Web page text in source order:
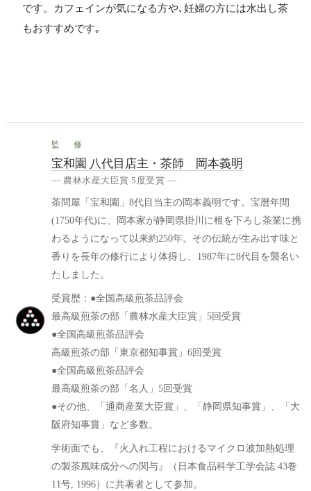
です。カフェインが気になる方や､妊婦の方には水出し茶
もおすすめです｡
監 修
宝和園 八代目店主・茶師 岡本義明
― 農林水産大臣賞 5度受賞 ―
茶問屋「宝和園」8代目当主の岡本義明です。宝暦年間
(1750年代)に、岡本家が静岡県掛川に根を下ろし茶業に携
わるようになって以来約250年。その伝統が生み出す味と
香りを長年の修行により体得し、1987年に8代目を襲名い
たしました。
受賞歴：●全国高級煎茶品評会
最高級煎茶の部「農林水産大臣賞」5回受賞
●全国高級煎茶品評会
高級煎茶の部「東京都知事賞」6回受賞
●全国高級煎茶品評会
最高級煎茶の部「名人」5回受賞
●その他、「通商産業大臣賞」、「静岡県知事賞」、「大
阪府知事賞」など多数。
学術面でも、『火入れ工程におけるマイクロ波加熱処理
の製茶風味成分への関与』（日本食品科学工学会誌 43巻
11号, 1996）に共著者として参加。